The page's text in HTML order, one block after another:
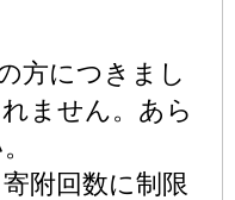
方につきまし
ません。あら
附回数に制限